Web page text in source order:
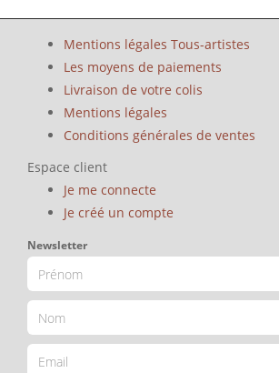
Mentions légales Tous-artistes
Les moyens de paiements
Livraison de votre colis
Mentions légales
Conditions générales de ventes
Espace client
Je me connecte
Je créé un compte
Newsletter